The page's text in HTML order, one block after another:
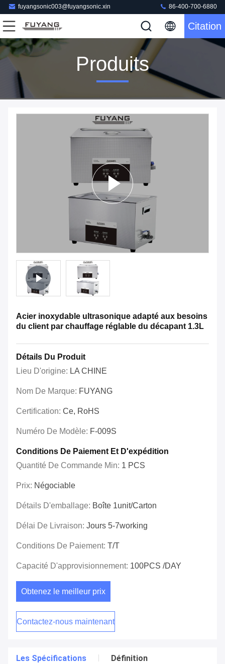
fuyangsonic003@fuyangsonic.xin 86-400-700-6880
Citation
Produits
Acier inoxydable ultrasonique adapté aux besoins
du client par chauffage réglable du décapant 1.3L
Détails Du Produit
Lieu D'origine: LA CHINE
Nom De Marque: FUYANG
Certification: Ce, RoHS
Numéro De Modèle: F-009S
Conditions De Paiement Et D'expédition
Quantité De Commande Min: 1 PCS
Prix: Négociable
Détails D'emballage: Boîte 1unit/carton
Délai De Livraison: Jours 5-7working
Conditions De Paiement: T/T
Capacité D'approvisionnement: 100PCS /DAY
Obtenez le meilleur prix
Contactez-nous maintenant
Les Spécifications Définition